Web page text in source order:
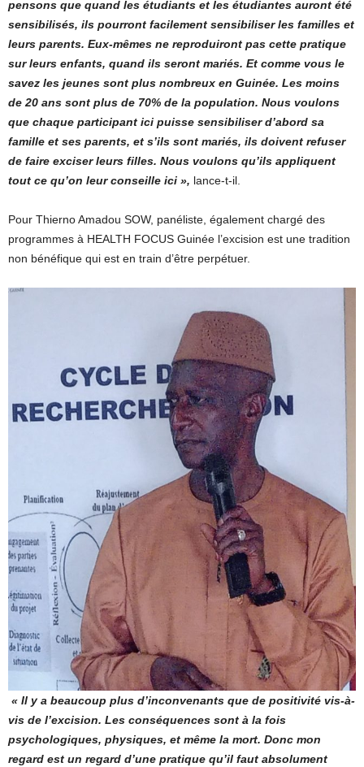
pensons que quand les étudiants et les étudiantes auront été
sensibilisés, ils pourront facilement sensibiliser les familles et
leurs parents. Eux-mêmes ne reproduiront pas cette pratique
sur leurs enfants, quand ils seront mariés. Et comme vous le
savez les jeunes sont plus nombreux en Guinée. Les moins
de 20 ans sont plus de 70% de la population. Nous voulons
que chaque participant ici puisse sensibiliser d’abord sa
famille et ses parents, et s’ils sont mariés, ils doivent refuser
de faire exciser leurs filles. Nous voulons qu’ils appliquent
tout ce qu’on leur conseille ici », lance-t-il.
Pour Thierno Amadou SOW, panéliste, également chargé des
programmes à HEALTH FOCUS Guinée l’excision est une tradition
non bénéfique qui est en train d’être perpétuer.
« Il y a beaucoup plus d’inconvenants que de positivité vis-à-
vis de l’excision. Les conséquences sont à la fois
psychologiques, physiques, et même la mort. Donc mon
regard est un regard d’une pratique qu’il faut absolument